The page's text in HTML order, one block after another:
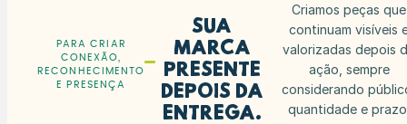
PARA CRIAR
CONEXÃO,
RECONHECIMENTO
E PRESENÇA
Sua
marca
presente
depois da
entrega.
Criamos peças que
continuam visíveis
valorizadas depois
ação, sempre
considerando
quantidade e